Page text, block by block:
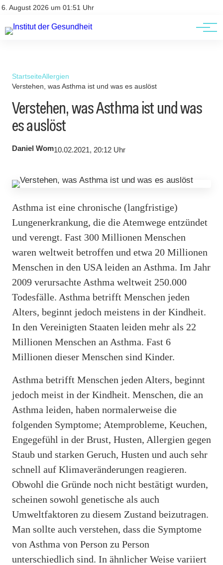
6. August 2026 um 01:51 Uhr
Kontakt
Kontakt
AGBs
StartseiteAllergien
Verstehen, was Asthma ist und was es auslöst
Verstehen, was Asthma ist und was
es auslöst
Daniel Wom10.02.2021, 20:12 Uhr
Asthma ist eine chronische (langfristige)
Lungenerkrankung, die die Atemwege entzündet
und verengt. Fast 300 Millionen Menschen
waren weltweit betroffen und etwa 20 Millionen
Menschen in den USA leiden an Asthma. Im Jahr
2009 verursachte Asthma weltweit 250.000
Todesfälle. Asthma betrifft Menschen jeden
Alters, beginnt jedoch meistens in der Kindheit.
In den Vereinigten Staaten leiden mehr als 22
Millionen Menschen an Asthma. Fast 6
Millionen dieser Menschen sind Kinder.
Asthma betrifft Menschen jeden Alters, beginnt
jedoch meist in der Kindheit. Menschen, die an
Asthma leiden, haben normalerweise die
folgenden Symptome; Atemprobleme, Keuchen,
Engegefühl in der Brust, Husten, Allergien gegen
Staub und starken Geruch, Husten und auch sehr
schnell auf Klimaveränderungen reagieren.
Obwohl die Gründe noch nicht bestätigt wurden,
scheinen sowohl genetische als auch
Umweltfaktoren zu diesem Zustand beizutragen.
Man sollte auch verstehen, dass die Symptome
von Asthma von Person zu Person
unterschiedlich sind. In ähnlicher Weise variiert